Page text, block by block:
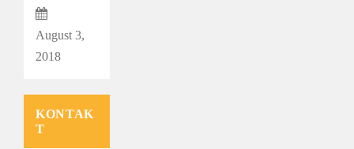
August 3,
2018
KONTAK
T